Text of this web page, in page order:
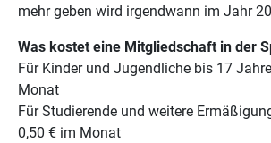
mehr geben wird irgendwann im Jahr
Was kostet eine Mitgliedschaft in der
Für Kinder und Jugendliche bis 17
Monat
Für Studierende und weitere
0,50 € im Monat